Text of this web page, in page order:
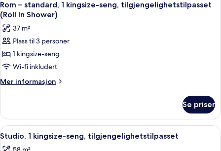
seng,
tilgjengelighetstilpasset
(Hearing
Accessible)
alle
bildene
av
Rom
–
standard,
1
tilgjengelighetstilpasset
(Roll
In
Shower)
8
Rom – standard, 1 kingsize-seng, tilgjengelighetstilpasset
(Roll In Shower)
37 m²
Plass til 3 personer
1 kingsize-seng
Wi-fi inkludert
Mer informasjon
Mer
–
standard,
1
Se priser
Åpne
alle
Sengetøy av topp kvalitet,
8
Studio, 1 kingsize-seng, tilgjengelighetstilpasset